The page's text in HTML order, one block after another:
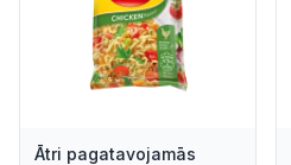
Ātri pagatavojamās